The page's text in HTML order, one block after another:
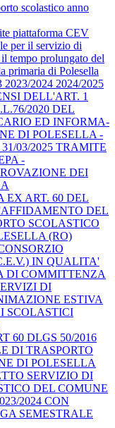
scolastico anno
piattaforma CEV
per il servizio di
tempo prolungato del
primaria di Polesella
2023/2024 2024/2025
DELL'ART. 1
2020 DEL
ED INFORMA-
DI POLESELLA -
03/2025 TRAMITE
-
DEI
EX ART. 60 DEL
DEL
SCOLASTICO
(RO)
IN QUALITA'
DI COMMITTENZA
DI
ESTIVA
SCOLASTICI
60 DLGS 50/2016
DI TRASPORTO
DI POLESELLA
SERVIZIO DI
DEL COMUNE
2024 CON
SEMESTRALE